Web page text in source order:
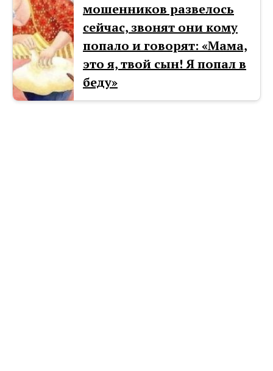
мошенников развелось
сейчас, звонят они кому
попало и говорят: «Мама,
это я, твой сын! Я попал в
бeду»